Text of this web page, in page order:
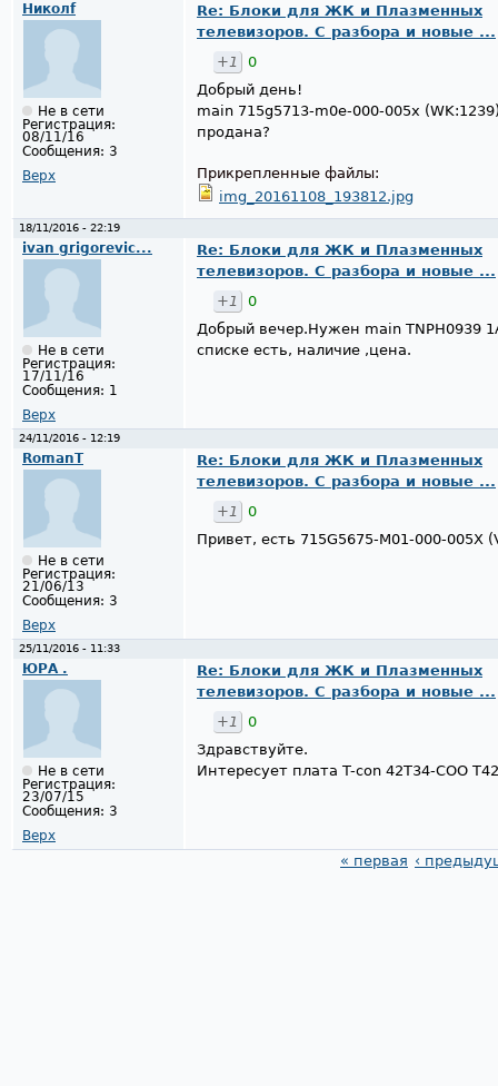
Николf
Не в сети
Регистрация:
08/11/16
Сообщения: 3
Верх
Re: Блоки для ЖК и Плазменных
телевизоров. С разбора и новые ...
+1
0
Добрый день!
main 715g5713-m0e-000-005x
продана?
Прикрепленные файлы:
img_20161108_193812.jpg
18/11/2016 - 22:19
ivan grigorevic...
Не в сети
Регистрация:
17/11/16
Сообщения: 1
Верх
Re: Блоки для ЖК и Плазменных
телевизоров. С разбора и новые ...
+1
0
Добрый вечер.Нужен main TNPH0939
списке есть, наличие ,цена.
24/11/2016 - 12:19
RomanT
Не в сети
Регистрация:
21/06/13
Сообщения: 3
Верх
Re: Блоки для ЖК и Плазменных
телевизоров. С разбора и новые ...
+1
0
Привет, есть 715G5675-M01-000-005X
25/11/2016 - 11:33
ЮРА .
Не в сети
Регистрация:
23/07/15
Сообщения: 3
Верх
Re: Блоки для ЖК и Плазменных
телевизоров. С разбора и новые ...
+1
0
Здравствуйте.
Интересует плата T-con 42T34-COO
« первая ‹